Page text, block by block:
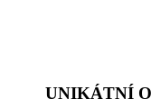
UNIKÁTNÍ